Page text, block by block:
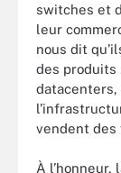
switches et
leur
nous dit
des produits
datacenters,
vendent des
À